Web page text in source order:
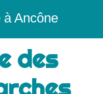
à Ancône
des